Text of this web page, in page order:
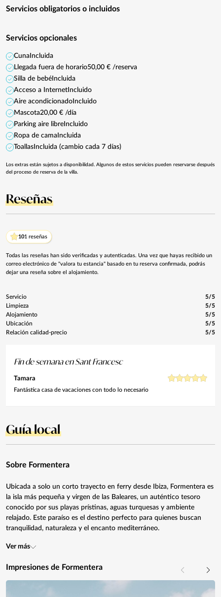
Servicios obligatorios o incluidos
Servicios opcionales
Cuna Incluida
Llegada fuera de horario50,00 € /reserva
Silla de bebé Incluida
Acceso a Internet Incluido
Aire acondicionado Incluido
Mascota20,00 € /día
Parking aire libre Incluido
Ropa de cama Incluida
Toallas Incluida (cambio cada 7 días)
Los extras están sujetos a disponibilidad. Algunos de estos servicios pueden reservarse después
del proceso de reserva de la villa.
Reseñas
101 reseñas
Todas las reseñas han sido verificadas y autenticadas. Una vez que hayas recibido un
correo electrónico de "valora tu estancia" basado en tu reserva confirmada, podrás
dejar una reseña sobre el alojamiento.
Servicio
5/5
Limpieza
5/5
Alojamiento
5/5
Ubicación
5/5
Relación calidad-precio
5/5
Fin de semana en Sant Francesc
Tamara
Fantástica casa de vacaciones con todo lo necesario
Guía local
Sobre Formentera
Ubicada a solo un corto trayecto en ferry desde Ibiza, Formentera es
la isla más pequeña y virgen de las Baleares, un auténtico tesoro
conocido por sus playas prístinas, aguas turquesas y ambiente
relajado. Este paraíso es el destino perfecto para quienes buscan
tranquilidad, naturaleza y el encanto mediterráneo.
Ver más
Impresiones de Formentera